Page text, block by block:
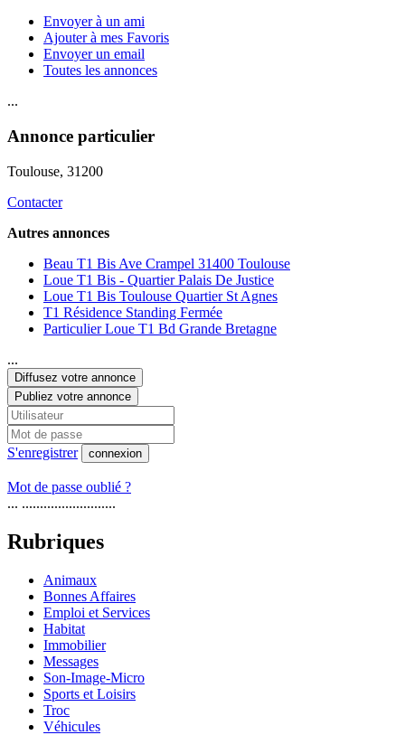
Envoyer à un ami
Ajouter à mes Favoris
Envoyer un email
Toutes les annonces
...
Annonce particulier
Toulouse, 31200
Contacter
Autres annonces
Beau T1 Bis Ave Crampel 31400 Toulouse
Loue T1 Bis - Quartier Palais De Justice
Loue T1 Bis Toulouse Quartier St Agnes
T1 Résidence Standing Fermée
Particulier Loue T1 Bd Grande Bretagne
...
Diffusez votre annonce
Publiez votre annonce
S'enregistrer connexion
Mot de passe oublié ?
... ..........................
Rubriques
Animaux
Bonnes Affaires
Emploi et Services
Habitat
Immobilier
Messages
Son-Image-Micro
Sports et Loisirs
Troc
Véhicules